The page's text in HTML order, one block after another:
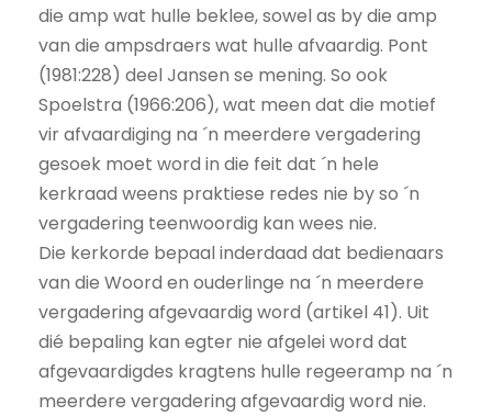
die amp wat hulle beklee, sowel as by die amp
van die ampsdraers wat hulle afvaardig. Pont
(1981:228) deel Jansen se mening. So ook
Spoelstra (1966:206), wat meen dat die motief
vir afvaardiging na ´n meerdere vergadering
gesoek moet word in die feit dat ´n hele
kerkraad weens praktiese redes nie by so ´n
vergadering teenwoordig kan wees nie.
Die kerkorde bepaal inderdaad dat bedienaars
van die Woord en ouderlinge na ´n meerdere
vergadering afgevaardig word (artikel 41). Uit
dié bepaling kan egter nie afgelei word dat
afgevaardigdes kragtens hulle regeeramp na ´n
meerdere vergadering afgevaardig word nie.